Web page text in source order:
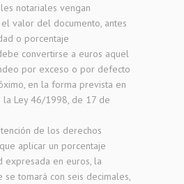
notariales vengan
valor del documento, antes
o porcentaje
convertirse a euros aquel
por exceso o por defecto
en la forma prevista en
Ley 46/1998, de 17 de
de los derechos
aplicar un porcentaje
expresada en euros, la
se tomará con seis decimales,